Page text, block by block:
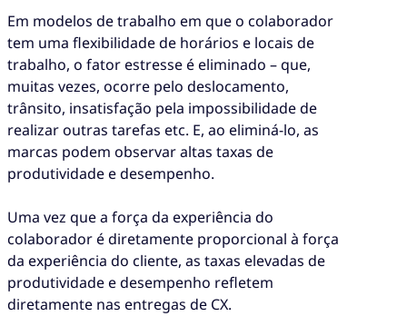
Em modelos de trabalho em que o colaborador
tem uma flexibilidade de horários e locais de
trabalho, o fator estresse é eliminado – que,
muitas vezes, ocorre pelo deslocamento,
trânsito, insatisfação pela impossibilidade de
realizar outras tarefas etc. E, ao eliminá-lo, as
marcas podem observar altas taxas de
produtividade e desempenho.
Uma vez que a força da experiência do
colaborador é diretamente proporcional à força
da experiência do cliente, as taxas elevadas de
produtividade e desempenho refletem
diretamente nas entregas de CX.